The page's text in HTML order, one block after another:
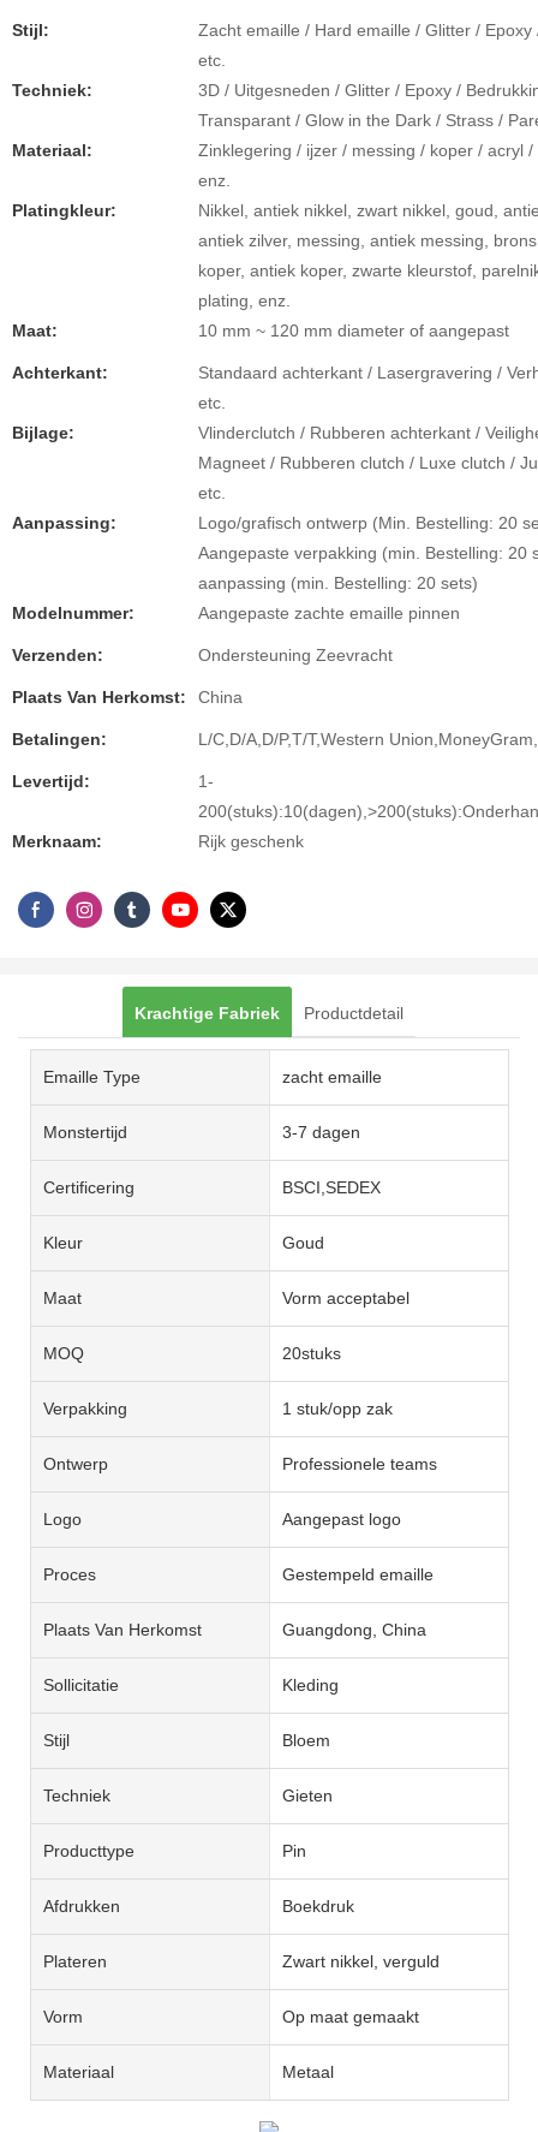
Stijl:
Zacht emaille / Hard emaille / Glitter / Epoxy
etc.
Techniek:
3D / Uitgesneden / Glitter / Epoxy /
Transparant / Glow in the Dark / Strass /
Materiaal:
Zinklegering / ijzer / messing / koper / acryl
enz.
Platingkleur:
Nikkel, antiek nikkel, zwart nikkel, goud,
antiek zilver, messing, antiek messing,
koper, antiek koper, zwarte kleurstof,
plating, enz.
Maat:
10 mm ~ 120 mm diameter of aangepast
Achterkant:
Standaard achterkant / Lasergravering /
etc.
Bijlage:
Vlinderclutch / Rubberen achterkant /
Magneet / Rubberen clutch / Luxe clutch /
etc.
Aanpassing:
Logo/grafisch ontwerp (Min. Bestelling: 20
Aangepaste verpakking (min. Bestelling: 20
aanpassing (min. Bestelling: 20 sets)
Modelnummer:
Aangepaste zachte emaille pinnen
Verzenden: Ondersteuning Zeevracht
Plaats Van Herkomst: China
Betalingen: L/C,D/A,D/P,T/T,Western
Levertijd:
1-
Merknaam:
Rijk geschenk
Krachtige Fabriek Productdetail
Emaille Type zacht emaille
Monstertijd 3-7 dagen
Certificering BSCI,SEDEX
Kleur Goud
Maat Vorm acceptabel
MOQ 20stuks
Verpakking 1 stuk/opp zak
Ontwerp Professionele teams
Logo Aangepast logo
Proces Gestempeld emaille
Plaats Van Herkomst Guangdong, China
Sollicitatie Kleding
Stijl Bloem
Techniek Gieten
Producttype Pin
Afdrukken Boekdruk
Plateren Zwart nikkel, verguld
Vorm Op maat gemaakt
Materiaal Metaal